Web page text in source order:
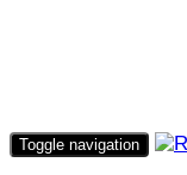
Toggle navigation